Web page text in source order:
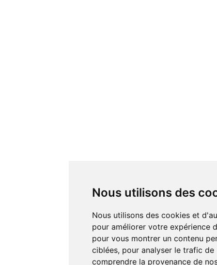
Nous utilisons des
Nous utilisons des cookies et d'autres technologies de suivi
pour améliorer votre expérience
pour vous montrer un contenu
ciblées, pour analyser le trafic
comprendre la provenance de